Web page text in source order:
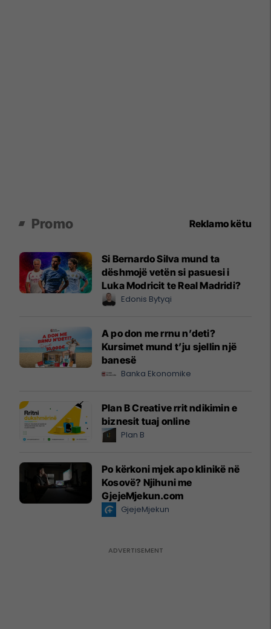
Promo Reklamo këtu
Si Bernardo Silva mund ta
dëshmojë vetën si pasuesi i
Luka Modricit te Real Madridi?
Edonis Bytyqi
A po don me rrnu n’deti?
Kursimet mund t’ju sjellin një
banesë
Banka Ekonomike
Plan B Creative rrit ndikimin e
biznesit tuaj online
Plan B
Po kërkoni mjek apo klinikë në
Kosovë? Njihuni me
GjejeMjekun.com
GjejeMjekun